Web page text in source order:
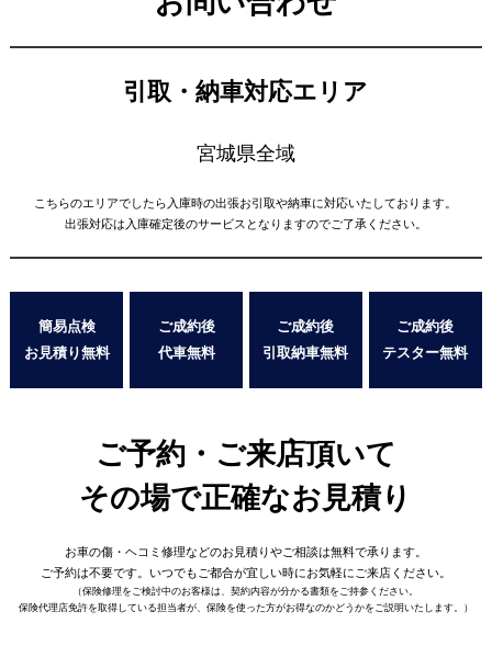
引取・納車対応エリア
宮城県全域
こちらのエリアでしたら入庫時の出張お引取や納車に対応いたしております。
出張対応は入庫確定後のサービスとなりますのでご了承ください。
簡易点検
お見積り無料
ご成約後
代車無料
ご成約後
引取納車無料
ご成約後
テスター無料
ご予約・ご来店頂いて
その場で正確なお見積り
お車の傷・ヘコミ修理などのお見積りやご相談は無料で承ります。
ご予約は不要です。 いつでもご都合が宜しい時にお気軽にご来店ください。
（保険修理をご検討中のお客様は、契約内容が分かる書類をご持参ください。
保険代理店免許を取得している担当者が、 保険を使った方がお得なのかどうかをご説明いたします。）